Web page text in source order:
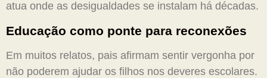
atua onde as desigualdades se instalam há décadas.
Educação como ponte para reconexões
Em muitos relatos, pais afirmam sentir vergonha por
não poderem ajudar os filhos nos deveres escolares.